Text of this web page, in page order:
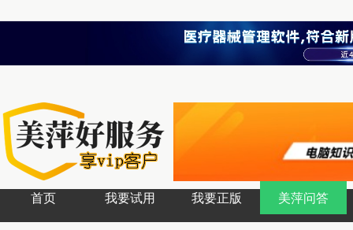
首页 我要试用 我要正版 美萍问答